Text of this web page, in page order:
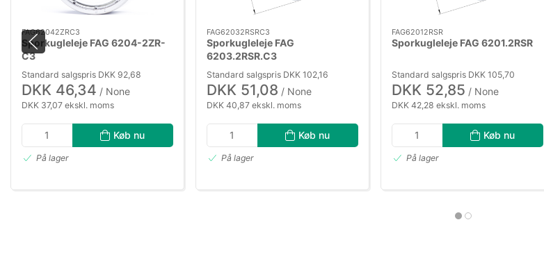
FAG62042ZRC3
Sporkugleleje FAG 6204-2ZR-
C3
Standard salgspris DKK 92,68
DKK 46,34 / None
DKK 37,07 ekskl. moms
Køb nu
På lager
FAG62032RSRC3
Sporkugleleje FAG
6203.2RSR.C3
Standard salgspris DKK 102,16
DKK 51,08 / None
DKK 40,87 ekskl. moms
Køb nu
På lager
FAG62012RSR
Sporkugleleje FAG 6201.2RSR
Standard salgspris DKK 105,70
DKK 52,85 / None
DKK 42,28 ekskl. moms
Køb nu
På lager